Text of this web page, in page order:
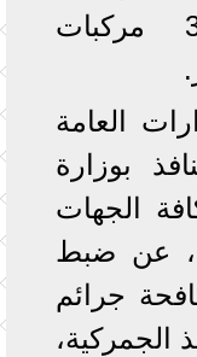
تم التحفظ على 3 مركبات
العامة
بوزارة
الجهات
24 ساعة، عن ضبط
جرائم
الجمركية،